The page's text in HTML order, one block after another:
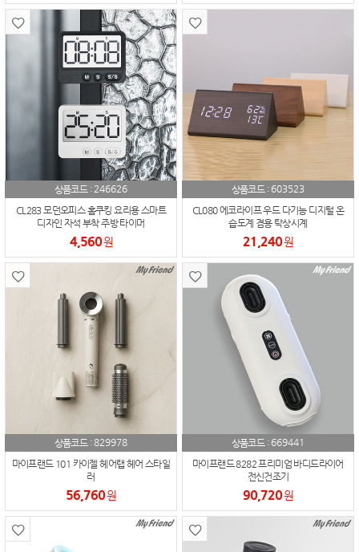
상품코드 :246626
CL283 모던오피스 홈쿠킹 요리용 스마트
디자인 자석 부착 주방 타이머
4,560원
상품코드 : 603523
CL080 에코라이프 우드 다기능 디지털 온
습도계 겸용 탁상시계
21,240원
상품코드 :829978
마이프랜드 101 카이젤 헤어랩 헤어 스타일
러
56,760원
상품코드 : 669441
마이프랜드 8282 프리미엄 바디드라이어
전신건조기
90,720원